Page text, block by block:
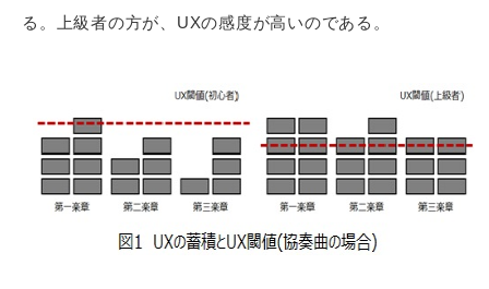
る。上級者の方が、UXの感度が高いのである。